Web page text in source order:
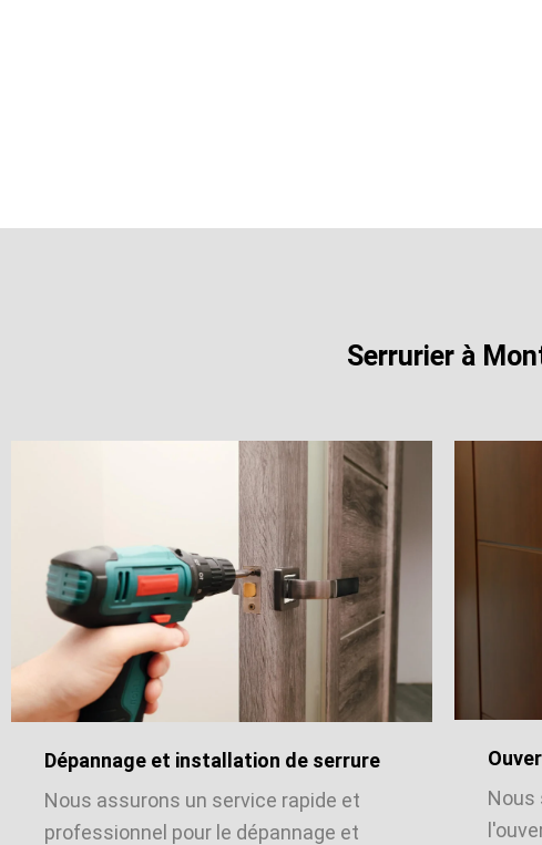
Serrurier à
Dépannage et installation de serrure
Nous assurons un service rapide et
professionnel pour le dépannage et
Nous